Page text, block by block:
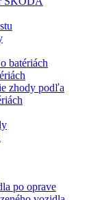
batériách
zhody podľa
po oprave